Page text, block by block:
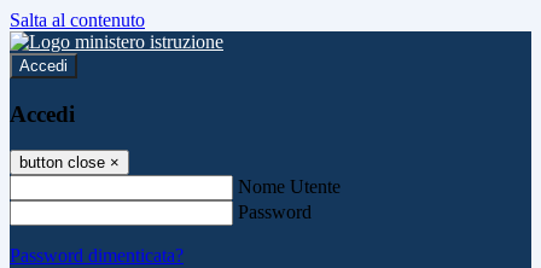
Salta al contenuto
Accedi
Accedi
button close ×
Nome Utente
Password
Password dimenticata?